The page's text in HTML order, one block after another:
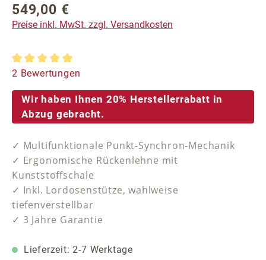
Regulärer Preis:
549,00 €
Preise inkl. MwSt. zzgl. Versandkosten
Durchschnittliche Bewertung von 5 von 5 Sternen
2 Bewertungen
Wir haben Ihnen 20% Herstellerrabatt in
Abzug gebracht.
✓ Multifunktionale Punkt-Synchron-Mechanik
✓ Ergonomische Rückenlehne mit
Kunststoffschale
✓ Inkl. Lordosenstütze, wahlweise
tiefenverstellbar
✓ 3 Jahre Garantie
Lieferzeit: 2-7 Werktage